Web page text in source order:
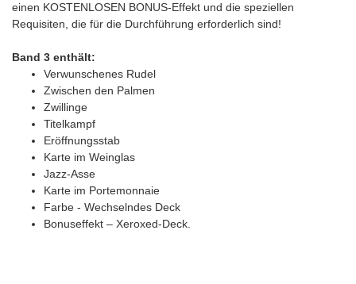
einen KOSTENLOSEN BONUS-Effekt und die speziellen
Requisiten, die für die Durchführung erforderlich sind!
Band 3 enthält:
Verwunschenes Rudel
Zwischen den Palmen
Zwillinge
Titelkampf
Eröffnungsstab
Karte im Weinglas
Jazz-Asse
Karte im Portemonnaie
Farbe - Wechselndes Deck
Bonuseffekt – Xeroxed-Deck.